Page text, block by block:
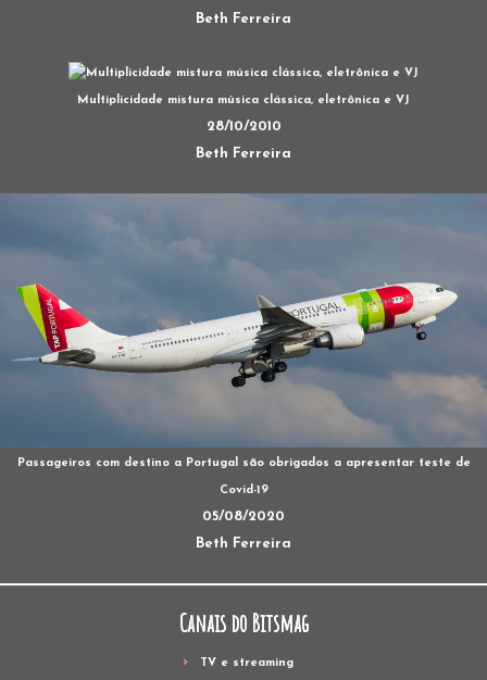
Beth Ferreira
Multiplicidade mistura música clássica, eletrônica e VJ
28/10/2010
Beth Ferreira
Passageiros com destino a Portugal são obrigados a apresentar teste de
Covid-19
05/08/2020
Beth Ferreira
Canais do Bitsmag
TV e streaming